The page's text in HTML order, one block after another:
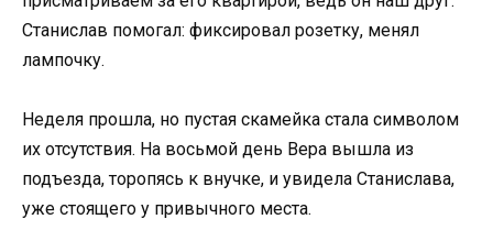
Станислав помогал: фиксировал розетку, менял
лампочку.
Неделя прошла, но пустая скамейка стала символом
их отсутствия. На восьмой день Вера вышла из
подъезда, торопясь к внучке, и увидела Станислава,
уже стоящего у привычного места.